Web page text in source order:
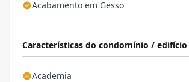
Acabamento em Gesso
Características do condomínio / edifício
Academia